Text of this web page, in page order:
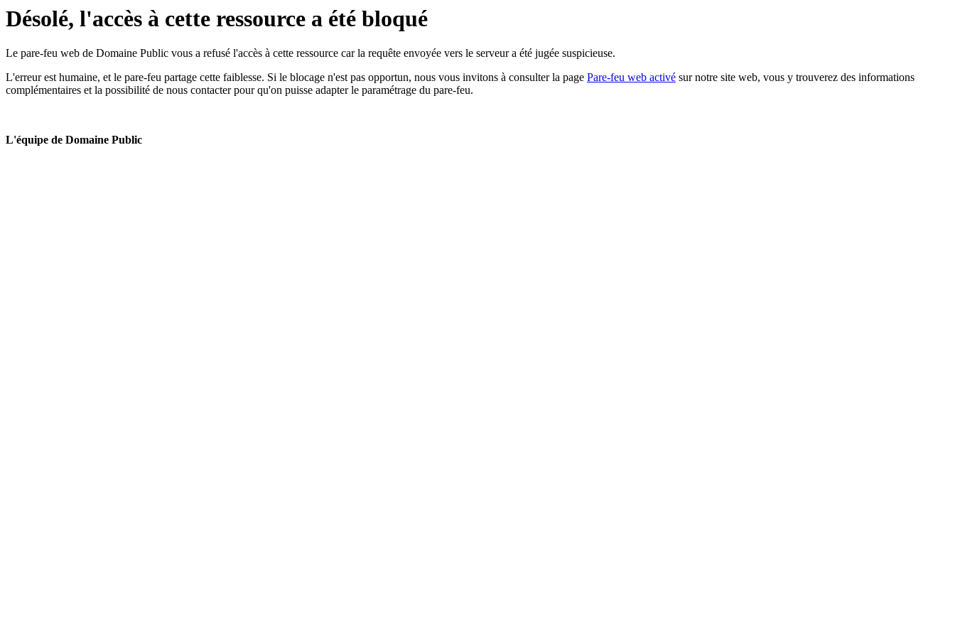
Désolé, l'accès à cette ressource a été bloqué
Le pare-feu web de Domaine Public vous a refusé l'accès à cette ressource car la requête envoyée vers le serveur a été jugée suspicieuse.
L'erreur est humaine, et le pare-feu partage cette faiblesse. Si le blocage n'est pas opportun, nous vous invitons à consulter la page Pare-feu web activé sur notre site web, vous y trouverez des informations
complémentaires et la possibilité de nous contacter pour qu'on puisse adapter le paramétrage du pare-feu.
L'équipe de Domaine Public